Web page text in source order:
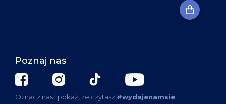
Poznaj nas
Oznacz nas i pokaż, że czytasz #wydajenamsie